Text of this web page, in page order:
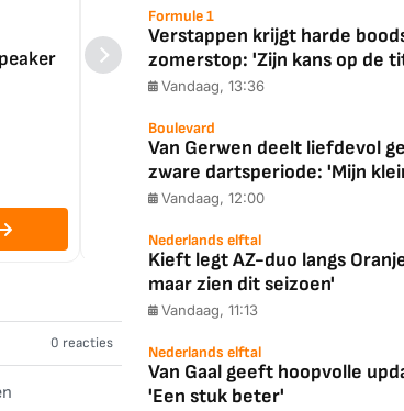
LG OLED55C56LB
4K TV (2025)
€ 1.088,00
Bekijk deal
JBL Partybox
Ultimate
€ 1.179,00
0 reacties
Formule 1
Verstappen krijgt harde
zomerstop: 'Zijn kans op de
Vandaag, 13:36
Boulevard
Van Gerwen deelt liefdevol
zware dartsperiode: 'Mijn
Vandaag, 12:00
Nederlands elftal
Kieft legt AZ-duo langs
maar zien dit seizoen'
Vandaag, 11:13
Nederlands elftal
Van Gaal geeft hoopvolle
'Een stuk beter'